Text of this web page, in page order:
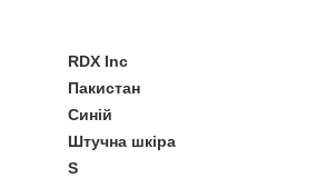
RDX Inc
Пакистан
Синій
Штучна шкіра
S